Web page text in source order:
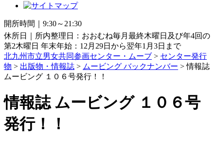
開所時間｜9:30～21:30
休所日｜所内整理日：おおむね毎月最終木曜日及び年4回の
第2木曜日 年末年始：12月29日から翌年1月3日まで
北九州市立男女共同参画センター・ムーブ > センター発行
物 > 出版物・情報誌 > ムービング バックナンバー > 情報誌
ムービング １０６号発行！！
情報誌 ムービング １０６号
発行！！